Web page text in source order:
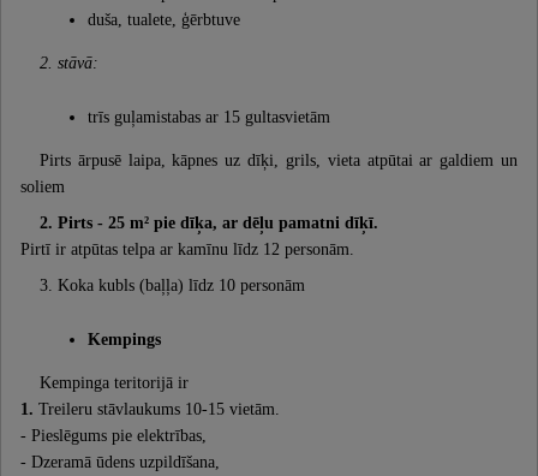
duša, tualete, ģērbtuve
2. stāvā:
trīs guļamistabas ar 15 gultasvietām
Pirts ārpusē laipa, kāpnes uz dīķi, grils, vieta atpūtai ar galdiem un
soliem
2. Pirts - 25 m² pie dīķa, ar dēļu pamatni dīķī.
Pirtī ir atpūtas telpa ar kamīnu līdz 12 personām.
3. Koka kubls (baļļa) līdz 10 personām
Kempings
Kempinga teritorijā ir
1. Treileru stāvlaukums 10-15 vietām.
- Pieslēgums pie elektrības,
- Dzeramā ūdens uzpildīšana,